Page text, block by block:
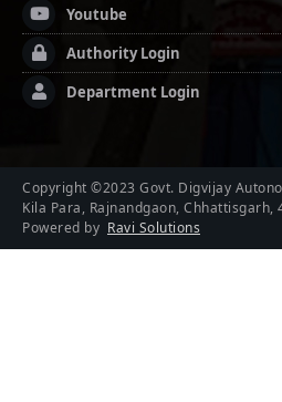
Youtube
Authority Login
Department Login
Copyright ©2023 Govt. Digvijay
Kila Para, Rajnandgaon, Chhattisgarh,
Powered by Ravi Solutions